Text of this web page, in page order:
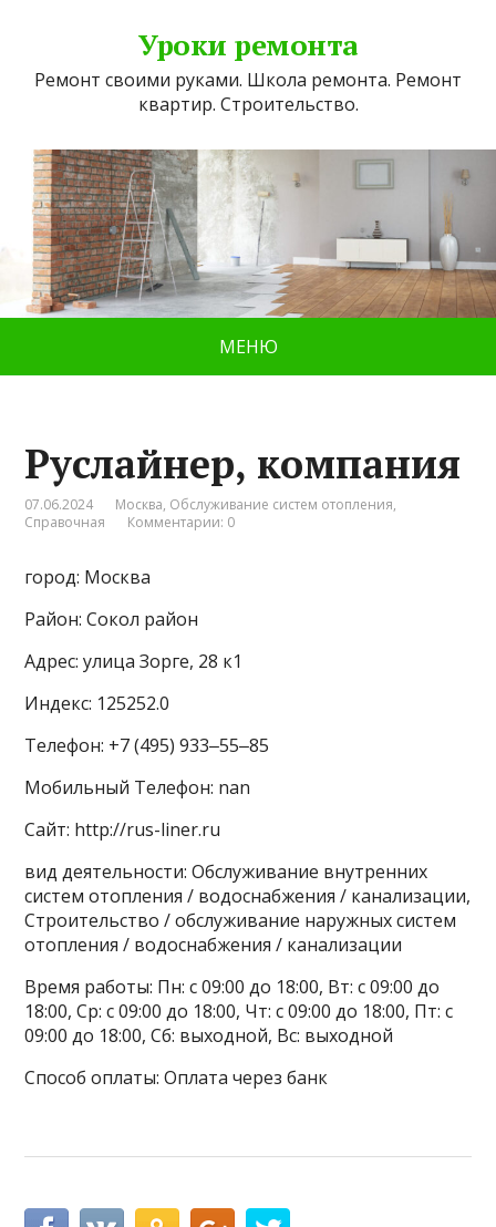
Уроки ремонта
Ремонт своими руками. Школа ремонта. Ремонт
квартир. Строительство.
МЕНЮ
Руслайнер, компания
07.06.2024 Москва, Обслуживание систем отопления,
Справочная
Комментарии: 0
город: Москва
Район: Сокол район
Адрес: улица Зорге, 28 к1
Индекс: 125252.0
Телефон: +7 (495) 933‒55‒85
Мобильный Телефон: nan
Сайт: http://rus-liner.ru
вид деятельности: Обслуживание внутренних
систем отопления / водоснабжения / канализации,
Строительство / обслуживание наружных систем
отопления / водоснабжения / канализации
Время работы: Пн: с 09:00 до 18:00, Вт: с 09:00 до
18:00, Ср: с 09:00 до 18:00, Чт: с 09:00 до 18:00, Пт: с
09:00 до 18:00, Сб: выходной, Вс: выходной
Способ оплаты: Оплата через банк